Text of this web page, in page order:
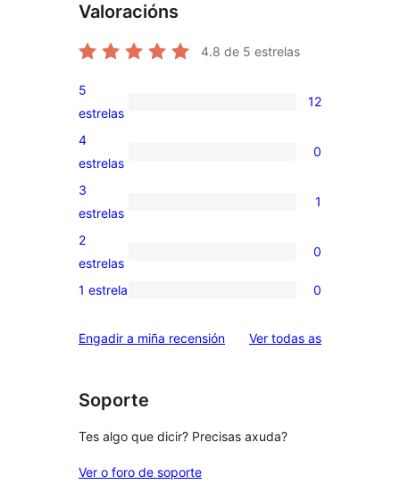
Valoracións
4.8 de 5 estrelas
12
valoracións
de
5
estrelas
12
0
valoracións
de
4
estrelas
0
1
valoración
de
3
estrelas
1
0
valoracións
2
2
estrelas
0
0
de
estrelas
1 estrela 0
Engadir a miña recensión Ver todas asvaloracións
Soporte
Tes algo que dicir? Precisas axuda?
Ver o foro de soporte